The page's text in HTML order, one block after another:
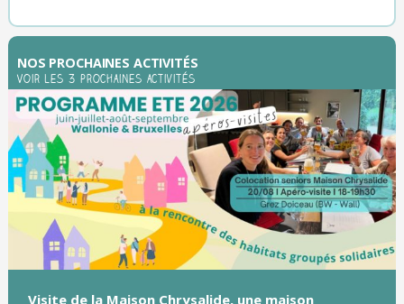
NOS PROCHAINES ACTIVITÉS
Voir les 3 prochaines activités
Visite de la Maison Chrysalide, une maison